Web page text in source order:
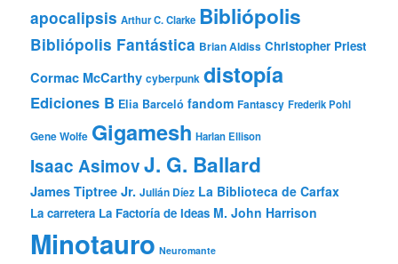
apocalipsis Arthur C. Clarke Bibliópolis
Bibliópolis Fantástica Brian Aldiss Christopher Priest
Cormac McCarthy cyberpunk distopía
Ediciones B Elia Barceló fandom Fantascy Frederik Pohl
Gene Wolfe Gigamesh Harlan Ellison
Isaac AsimovJ. G. Ballard
James Tiptree Jr. Julián Díez La Biblioteca de Carfax
La carretera La Factoría de Ideas M. John Harrison
Minotauro Neuromante